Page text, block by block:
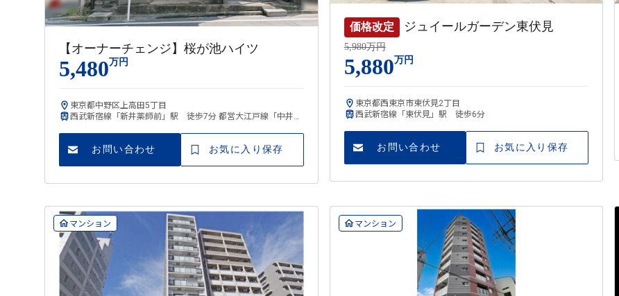
【オーナーチェンジ】桜が池ハイツ
5,480万円
東京都中野区上高田5丁目
西武新宿線「新井薬師前」駅 徒歩7分 都営大江戸線「中井」
お問い合わせ お気に入り保存
価格改定 ジュイールガーデン東伏見
5,980万円
5,880万円
東京都西東京市東伏見2丁目
西武新宿線「東伏見」駅 徒歩6分
お問い合わせ お気に入り保存
マンション マンション